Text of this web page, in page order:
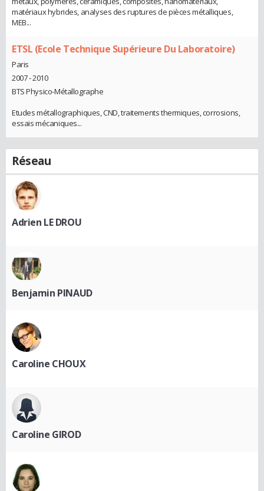
matériaux hybrides, analyses des ruptures de pièces métalliques,
MEB...
ETSL (Ecole Technique Supérieure Du Laboratoire)
Paris
2007 - 2010
BTS Physico-Métallographe
Etudes métallographiques, CND, traitements thermiques, corrosions,
essais mécaniques...
Réseau
Adrien LE DROU
Benjamin PINAUD
Caroline CHOUX
Caroline GIROD